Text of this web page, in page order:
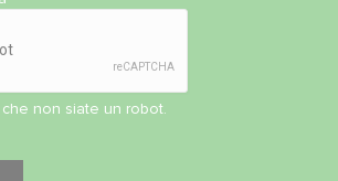
non siate un robot.